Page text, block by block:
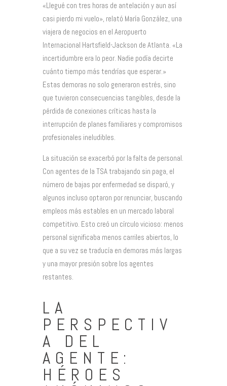
«Llegué con tres horas de antelación y aun así
casi pierdo mi vuelo», relató María González, una
viajera de negocios en el Aeropuerto
Internacional Hartsfield-Jackson de Atlanta. «La
incertidumbre era lo peor. Nadie podía decirte
cuánto tiempo más tendrías que esperar.»
Estas demoras no solo generaron estrés, sino
que tuvieron consecuencias tangibles, desde la
pérdida de conexiones críticas hasta la
interrupción de planes familiares y compromisos
profesionales ineludibles.
La situación se exacerbó por la falta de personal.
Con agentes de la TSA trabajando sin paga, el
número de bajas por enfermedad se disparó, y
algunos incluso optaron por renunciar, buscando
empleos más estables en un mercado laboral
competitivo. Esto creó un círculo vicioso: menos
personal significaba menos carriles abiertos, lo
que a su vez se traducía en demoras más largas
y una mayor presión sobre los agentes
restantes.
LA
PERSPECTIV
A DEL
AGENTE:
HÉROES